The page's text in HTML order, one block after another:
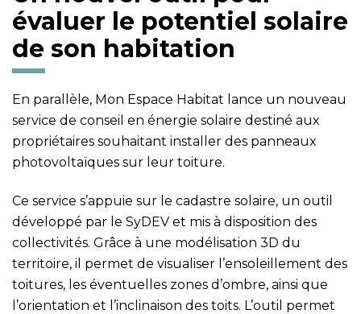
évaluer le potentiel solaire
de son habitation
En parallèle, Mon Espace Habitat lance un nouveau
service de conseil en énergie solaire destiné aux
propriétaires souhaitant installer des panneaux
photovoltaïques sur leur toiture.
Ce service s’appuie sur le cadastre solaire, un outil
développé par le SyDEV et mis à disposition des
collectivités. Grâce à une modélisation 3D du
territoire, il permet de visualiser l’ensoleillement des
toitures, les éventuelles zones d’ombre, ainsi que
l’orientation et l’inclinaison des toits. L’outil permet